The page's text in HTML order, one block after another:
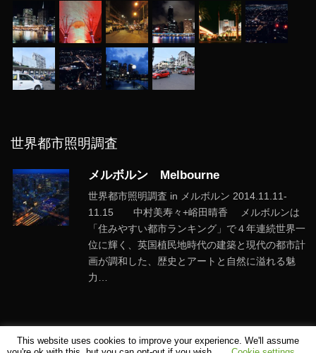
世界都市照明調査
メルボルン Melbourne
世界都市照明調査 in メルボルン 2014.11.11-
11.15 中村美寿々+峪田晴香 メルボルンは
「住みやすい都市ランキング」で４年連続世界一
位に輝く、英国植民地時代の建築と現代の都市計
画が調和した、歴史とアートと自然に溢れる魅
力…
This website uses cookies to improve your experience. We'll assume